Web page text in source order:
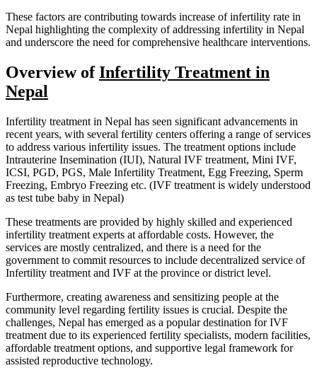
These factors are contributing towards increase of infertility rate in
Nepal highlighting the complexity of addressing infertility in Nepal
and underscore the need for comprehensive healthcare interventions.
Overview ofInfertility Treatment in
Nepal
Infertility treatment in Nepal has seen significant advancements in
recent years, with several fertility centers offering a range of services
to address various infertility issues. The treatment options include
Intrauterine Insemination (IUI), Natural IVF treatment, Mini IVF,
ICSI, PGD, PGS, Male Infertility Treatment, Egg Freezing, Sperm
Freezing, Embryo Freezing etc. (IVF treatment is widely understood
as test tube baby in Nepal)
These treatments are provided by highly skilled and experienced
infertility treatment experts at affordable costs. However, the
services are mostly centralized, and there is a need for the
government to commit resources to include decentralized service of
Infertility treatment and IVF at the province or district level.
Furthermore, creating awareness and sensitizing people at the
community level regarding fertility issues is crucial. Despite the
challenges, Nepal has emerged as a popular destination for IVF
treatment due to its experienced fertility specialists, modern facilities,
affordable treatment options, and supportive legal framework for
assisted reproductive technology.